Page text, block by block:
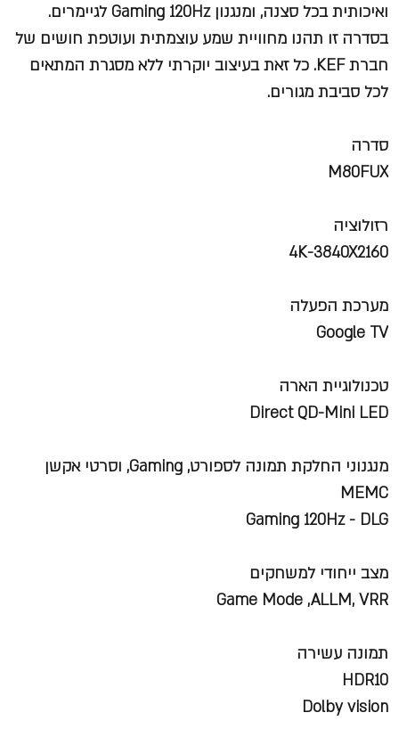
ואיכותית בכל סצנה, ומנגנון Gaming 120Hz לגיימרים.
בסדרה זו תהנו מחוויית שמע עוצמתית ועוטפת חושים של
חברת KEF. כל זאת בעיצוב יוקרתי ללא מסגרת המתאים
לכל סביבת מגורים.
סדרה
M80FUX
רזולוציה
4K-3840X2160
מערכת הפעלה
Google TV
טכנולוגיית הארה
Direct QD-Mini LED
מנגנוני החלקת תמונה לספורט, Gaming, וסרטי אקשן
MEMC
Gaming 120Hz - DLG
מצב ייחודי למשחקים
Game Mode ,ALLM, VRR
תמונה עשירה
HDR10
Dolby vision